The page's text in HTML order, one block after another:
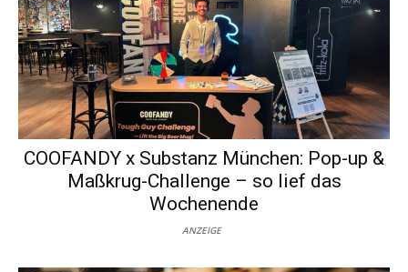
COOFANDY x Substanz München: Pop-up &
Maßkrug-Challenge – so lief das
Wochenende
ANZEIGE